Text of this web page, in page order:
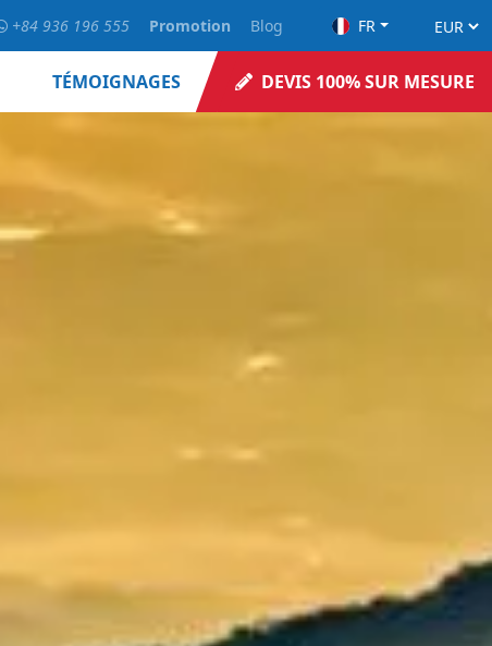
+84 936 196 555 Promotion Blog FR
TÉMOIGNAGES DEVIS 100% SUR MESURE